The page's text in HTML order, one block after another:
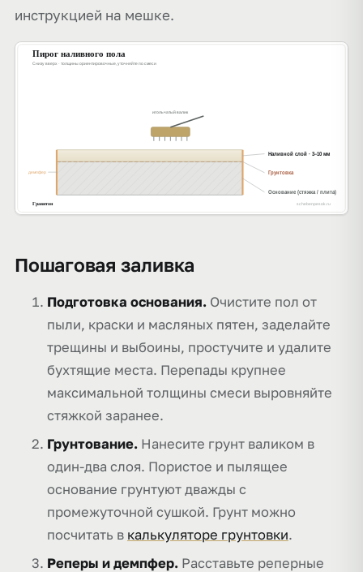
инструкцией на мешке.
Пошаговая заливка
Подготовка основания. Очистите пол от
пыли, краски и масляных пятен, заделайте
трещины и выбоины, простучите и удалите
бухтящие места. Перепады крупнее
максимальной толщины смеси выровняйте
стяжкой заранее.
Грунтование. Нанесите грунт валиком в
один-два слоя. Пористое и пылящее
основание грунтуют дважды с
промежуточной сушкой. Грунт можно
посчитать в калькуляторе грунтовки.
Реперы и демпфер. Расставьте реперные